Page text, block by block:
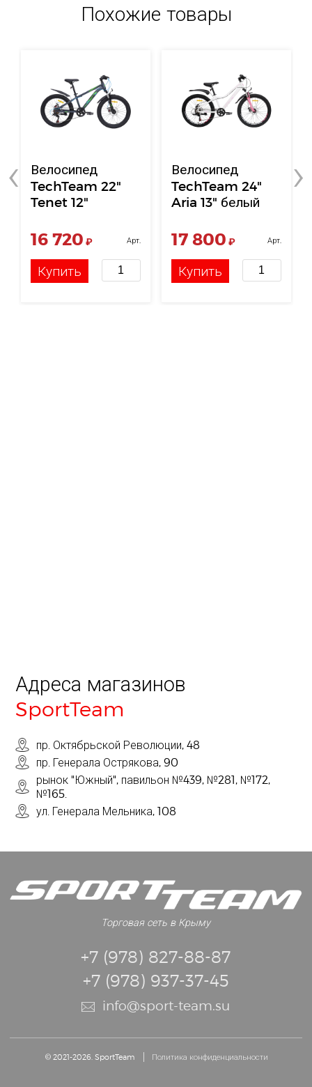
Похожие товары
Велосипед
TechTeam 22"
Tenet 12"
16 720 ₽
Арт.
Купить
Велосипед
TechTeam 24"
Aria 13" белый
17 800 ₽
Арт.
Купить
‹ ›
Адреса магазинов
SportTeam
пр. Октябрьской Революции, 48
пр. Генерала Острякова, 90
рынок "Южный", павильон №439, №281, №172,
№165.
ул. Генерала Мельника, 108
Торговая сеть в Крыму
+7 (978) 827-88-87
+7 (978) 937-37-45
info@sport-team.su
© 2021-2026. SportTeam Политика конфиденциальности